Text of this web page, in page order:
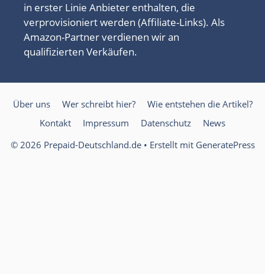
in erster Linie Anbieter enthalten, die
verprovisioniert werden (Affiliate-Links). Als
Amazon-Partner verdienen wir an
qualifizierten Verkäufen.
Über uns Wer schreibt hier?
Wie entstehen die Artikel?
Kontakt
Impressum Datenschutz
News
© 2026 Prepaid-Deutschland.de• Erstellt mit GeneratePress